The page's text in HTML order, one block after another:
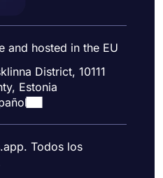
and hosted in the EU
District, 10111
Estonia
Todos los